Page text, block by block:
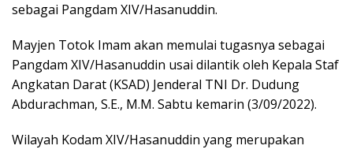
sebagai Pangdam XIV/Hasanuddin.
Mayjen Totok Imam akan memulai tugasnya sebagai
Pangdam XIV/Hasanuddin usai dilantik oleh Kepala Staf
Angkatan Darat (KSAD) Jenderal TNI Dr. Dudung
Abdurachman, S.E., M.M. Sabtu kemarin (3/09/2022).
Wilayah Kodam XIV/Hasanuddin yang merupakan